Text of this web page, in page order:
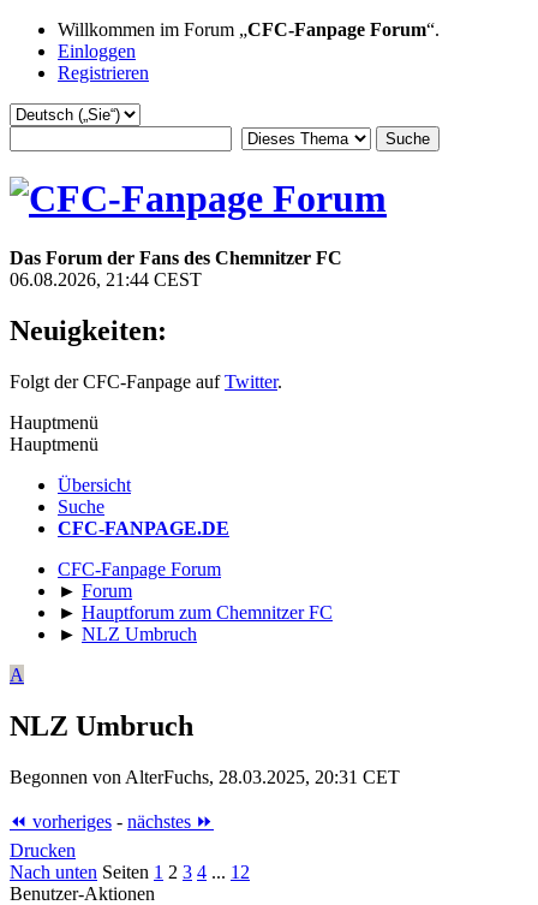
Willkommen im Forum „CFC-Fanpage Forum“.
Einloggen
Registrieren
Das Forum der Fans des Chemnitzer FC
06.08.2026, 21:44 CEST
Neuigkeiten:
Folgt der CFC-Fanpage aufTwitter.
Hauptmenü
Hauptmenü
Übersicht
Suche
CFC-FANPAGE.DE
CFC-Fanpage Forum
► Forum
► Hauptforum zum Chemnitzer FC
► NLZ Umbruch
A
NLZ Umbruch
Begonnen von AlterFuchs, 28.03.2025, 20:31 CET
⏪ vorheriges - nächstes ⏩
Drucken
Nach unten Seiten 1 2 3 4 ... 12
Benutzer-Aktionen